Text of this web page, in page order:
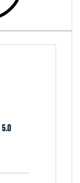
5.0